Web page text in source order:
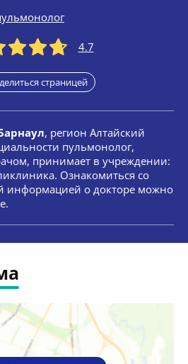
4.7
страницей
, регион Алтайский
пульмонолог,
принимает в учреждении:
Ознакомиться со
информацией о докторе можно